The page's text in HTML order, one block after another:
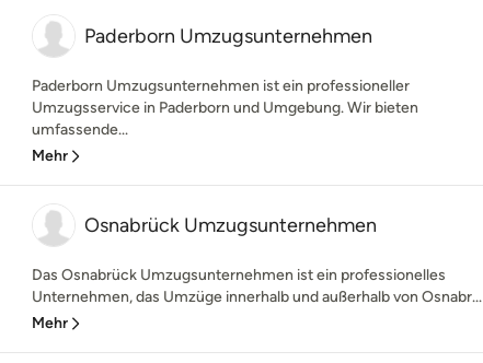
Paderborn Umzugsunternehmen
Paderborn Umzugsunternehmen ist ein professioneller
Umzugsservice in Paderborn und Umgebung. Wir bieten
umfassende...
Mehr
Osnabrück Umzugsunternehmen
Das Osnabrück Umzugsunternehmen ist ein professionelles
Unternehmen, das Umzüge innerhalb und außerhalb von Osnabr...
Mehr